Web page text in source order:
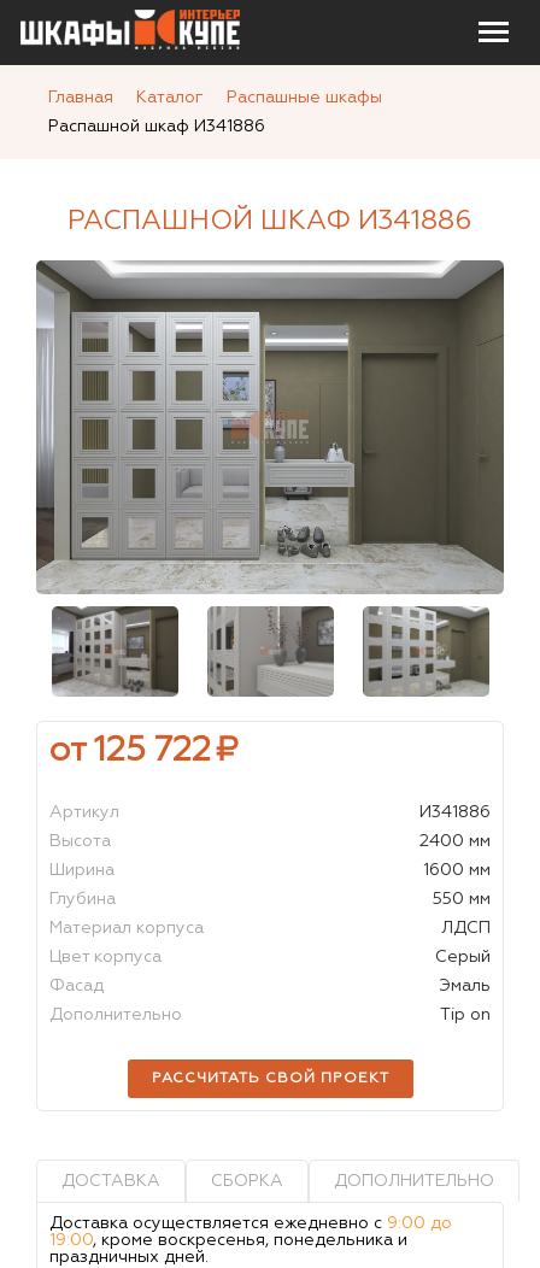
Главная Каталог
Распашные шкафы
Распашной шкаф И341886
РАСПАШНОЙ ШКАФ И341886
от 125 722₽
Артикул
И341886
Высота
2400 мм
Ширина
1600 мм
Глубина
550 мм
Материал корпуса
ЛДСП
Цвет корпуса
Серый
Фасад
Эмаль
Дополнительно
Tip on
РАССЧИТАТЬ СВОЙ ПРОЕКТ
ДОСТАВКА СБОРКА ДОПОЛНИТЕЛЬНО
Доставка осуществляется ежедневно с 9:00 до
19:00, кроме воскресенья, понедельника и
праздничных дней.